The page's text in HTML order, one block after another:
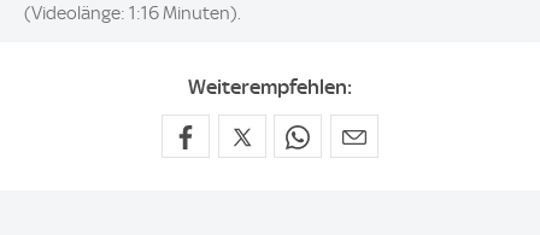
(Videolänge: 1:16 Minuten).
Weiterempfehlen: